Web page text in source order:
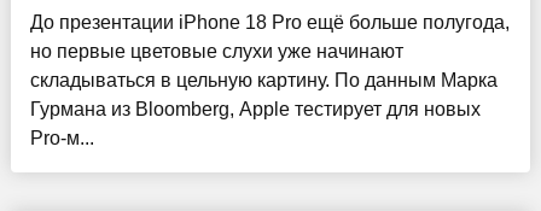
До презентации iPhone 18 Pro ещё больше полугода,
но первые цветовые слухи уже начинают
складываться в цельную картину. По данным Марка
Гурмана из Bloomberg, Apple тестирует для новых
Pro-м...